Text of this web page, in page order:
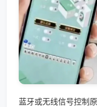
蓝牙或无线信号控制